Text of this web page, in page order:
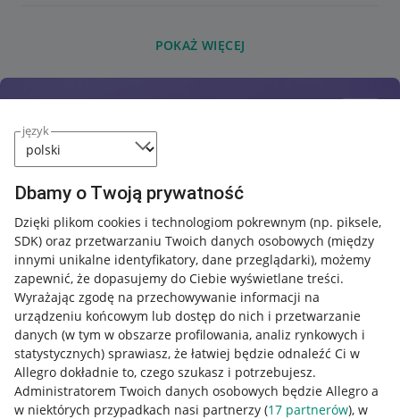
język
Dbamy o Twoją prywatność
Dzięki plikom cookies i technologiom pokrewnym (np. piksele,
SDK) oraz przetwarzaniu Twoich danych osobowych (między
innymi unikalne identyfikatory, dane przeglądarki), możemy
zapewnić, że dopasujemy do Ciebie wyświetlane treści.
Wyrażając zgodę na przechowywanie informacji na
urządzeniu końcowym lub dostęp do nich i przetwarzanie
danych (w tym w obszarze profilowania, analiz rynkowych i
statystycznych) sprawiasz, że łatwiej będzie odnaleźć Ci w
Allegro dokładnie to, czego szukasz i potrzebujesz.
Administratorem Twoich danych osobowych będzie Allegro a
w niektórych przypadkach nasi partnerzy (17 partnerów), w
POKAŻ WIĘCEJ